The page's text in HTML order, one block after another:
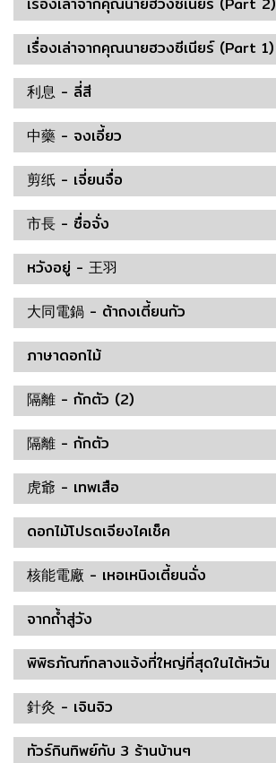
เรื่องเล่าจากคุณนายฮวงซีเนียร์ (Part 1)
利息 - ลี่สี
中藥 - จงเอี้ยว
剪纸 - เจี่ยนจื่อ
市長 - ซื่อจั่ง
หวังอยู่ - 王羽
大同電鍋 - ต้าถงเตี้ยนกัว
ภาษาดอกไม้
隔離 - กักตัว (2)
隔離 - กักตัว
虎爺 - เทพเสือ
ดอกไม้โปรดเจียงไคเช็ค
核能電廠 - เหอเหนิงเตี้ยนฉั่ง
จากถ้ำสู่วัง
พิพิธภัณฑ์กลางแจ้งที่ใหญ่ที่สุดในไต้หวัน
針灸 - เจินจิว
ทัวร์กินทิพย์กับ 3 ร้านบ้านๆ